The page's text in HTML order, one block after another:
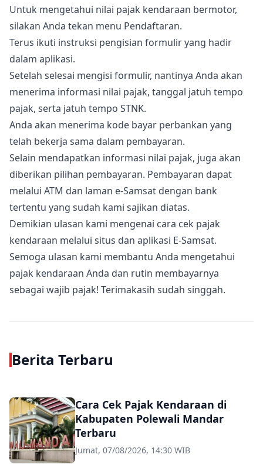
Untuk mengetahui nilai pajak kendaraan bermotor,
silakan Anda tekan menu Pendaftaran.
Terus ikuti instruksi pengisian formulir yang hadir
dalam aplikasi.
Setelah selesai mengisi formulir, nantinya Anda akan
menerima informasi nilai pajak, tanggal jatuh tempo
pajak, serta jatuh tempo STNK.
Anda akan menerima kode bayar perbankan yang
telah bekerja sama dalam pembayaran.
Selain mendapatkan informasi nilai pajak, juga akan
diberikan pilihan pembayaran. Pembayaran dapat
melalui ATM dan laman e-Samsat dengan bank
tertentu yang sudah kami sajikan diatas.
Demikian ulasan kami mengenai cara cek pajak
kendaraan melalui situs dan aplikasi E-Samsat.
Semoga ulasan kami membantu Anda mengetahui
pajak kendaraan Anda dan rutin membayarnya
sebagai wajib pajak! Terimakasih sudah singgah.
Berita Terbaru
Cara Cek Pajak Kendaraan di
Kabupaten Polewali Mandar
Terbaru
Jumat, 07/08/2026, 14:30 WIB